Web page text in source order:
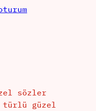
sözler
türlü güzel